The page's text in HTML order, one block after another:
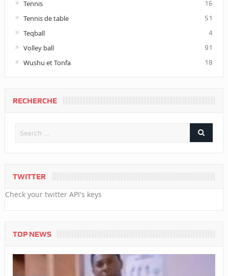
Tennis 16
Tennis de table 51
Teqball 4
Volley ball 91
Wushu et Tonfa 18
RECHERCHE
TWITTER
Check your twitter API's keys
TOP NEWS